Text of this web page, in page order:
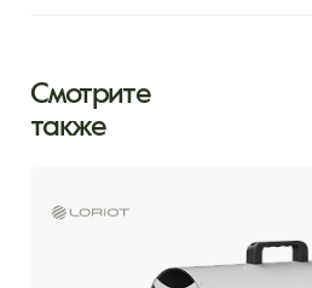
Смотрите
также